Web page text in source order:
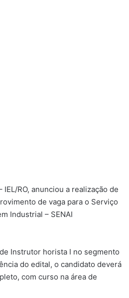
RO, anunciou a realização de
de vaga para o Serviço
Industrial – SENAI
Instrutor horista I no segmento
do edital, o candidato deverá
com curso na área de